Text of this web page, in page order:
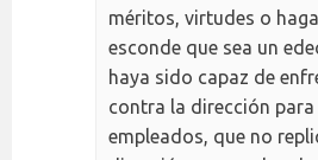
méritos, virtudes o
esconde que sea un
haya sido capaz de
contra la dirección para
empleados, que no